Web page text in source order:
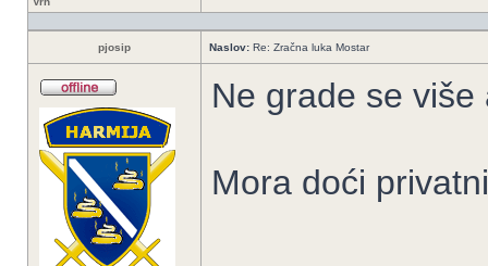
pjosip Naslov: Re: Zračna luka Mostar
Ne grade se
Mora doći